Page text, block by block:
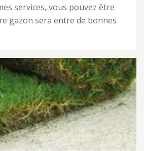
services, vous pouvez être
gazon sera entre de bonnes